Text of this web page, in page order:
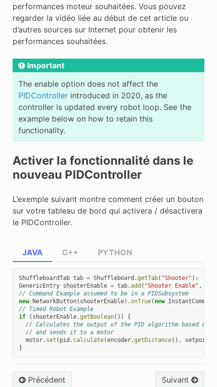
performances moteur souhaitées. Vous pouvez
regarder la vidéo liée au début de cet article ou
d’autres sources sur Internet pour obtenir les
performances souhaitées.
Important
The enable option does not affect the
PIDControllerintroduced in 2020, as the
controller is updated every robot loop. See the
example below on how to retain this
functionality.
Activer la fonctionnalité dans le
nouveau PIDController
L’exemple suivant montre comment créer un bouton
sur votre tableau de bord qui activera / désactivera
le PIDController.
JAVA
ShuffleboardTab tab = Shuffleboard .getTab( "Shooter" );
GenericEntry shooterEnable = tab.add ( "Shooter Enable" ,
// Command Example assumed to be in a PIDSubsystem
new NetworkButton( shooterEnable).onTrue( new InstantCommand
// Timed Robot Example
if
( shooterEnable.getBoolean())
{
// Calculates the output of the PID algorithm based on
// and sends it to a motor
motor. set ( pid . calculate(encoder.getDistance(), setpoint
}
C++ PYTHON
Précédent Suivant